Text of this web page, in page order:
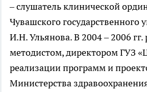
– слушатель клинической
Чувашского государственного
И.Н. Ульянова. В 2004 – 2006
методистом, директором ГУЗ
реализации программ и
Министерства